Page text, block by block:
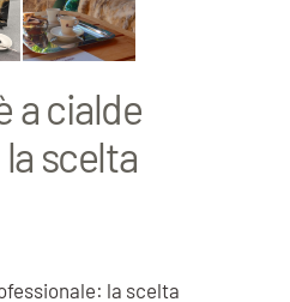
a cialde
scelta
la scelta